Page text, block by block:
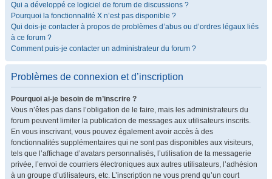
Qui a développé ce logiciel de forum de discussions ?
Pourquoi la fonctionnalité X n’est pas disponible ?
Qui dois-je contacter à propos de problèmes d’abus ou d’ordres légaux liés
à ce forum ?
Comment puis-je contacter un administrateur du forum ?
Problèmes de connexion et d’inscription
Pourquoi ai-je besoin de m’inscrire ?
Vous n’êtes pas dans l’obligation de le faire, mais les administrateurs du
forum peuvent limiter la publication de messages aux utilisateurs inscrits.
En vous inscrivant, vous pouvez également avoir accès à des
fonctionnalités supplémentaires qui ne sont pas disponibles aux visiteurs,
tels que l’affichage d’avatars personnalisés, l’utilisation de la messagerie
privée, l’envoi de courriers électroniques aux autres utilisateurs, l’adhésion
à un groupe d’utilisateurs, etc. L’inscription ne vous prend qu’un court